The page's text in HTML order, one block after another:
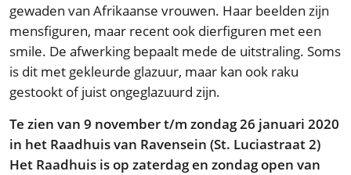
gewaden van Afrikaanse vrouwen. Haar beelden zijn
mensfiguren, maar recent ook dierfiguren met een
smile. De afwerking bepaalt mede de uitstraling. Soms
is dit met gekleurde glazuur, maar kan ook raku
gestookt of juist ongeglazuurd zijn.
Te zien van 9 november t/m zondag 26 januari 2020
in het Raadhuis van Ravensein (St. Luciastraat 2)
Het Raadhuis is op zaterdag en zondag open van